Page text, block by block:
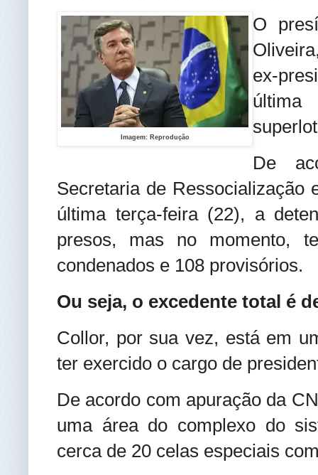
Imagem: Reprodução
O
ex-
última
De
Secretaria de Ressocialização
última terça-feira (22), a
presos, mas no momento,
condenados e 108 provisórios.
Ou seja, o excedente total é
Collor, por sua vez, está em
ter exercido o cargo de
De acordo com apuração da
uma área do complexo do
cerca de 20 celas especiais